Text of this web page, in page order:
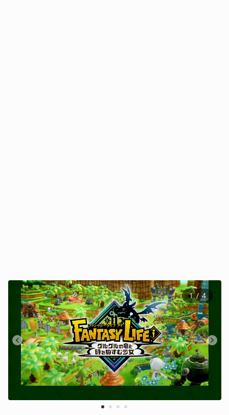
1 2 3 4
1 / 4